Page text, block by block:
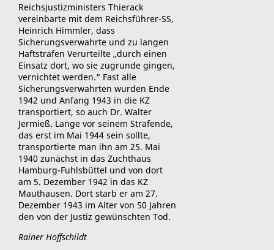
Reichsjustizministers Thierack
vereinbarte mit dem Reichsführer-SS,
Heinrich Himmler, dass
Sicherungsverwahrte und zu langen
Haftstrafen Verurteilte „durch einen
Einsatz dort, wo sie zugrunde gingen,
vernichtet werden.“ Fast alle
Sicherungsverwahrten wurden Ende
1942 und Anfang 1943 in die KZ
transportiert, so auch Dr. Walter
Jermieß. Lange vor seinem Strafende,
das erst im Mai 1944 sein sollte,
transportierte man ihn am 25. Mai
1940 zunächst in das Zuchthaus
Hamburg-Fuhlsbüttel und von dort
am 5. Dezember 1942 in das KZ
Mauthausen. Dort starb er am 27.
Dezember 1943 im Alter von 50 Jahren
den von der Justiz gewünschten Tod.
Rainer Hoffschildt